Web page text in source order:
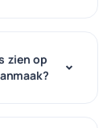
zien op